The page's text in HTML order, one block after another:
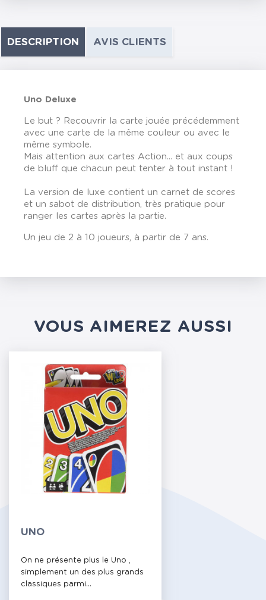
DESCRIPTION AVIS CLIENTS
Uno Deluxe
Le but ? Recouvrir la carte jouée précédemment
avec une carte de la même couleur ou avec le
même symbole.
Mais attention aux cartes Action... et aux coups
de bluff que chacun peut tenter à tout instant !
La version de luxe contient un carnet de scores
et un sabot de distribution, très pratique pour
ranger les cartes après la partie.
Un jeu de 2 à 10 joueurs, à partir de 7 ans.
VOUS AIMEREZ AUSSI
UNO
On ne présente plus le Uno ,
simplement un des plus grands
classiques parmi...